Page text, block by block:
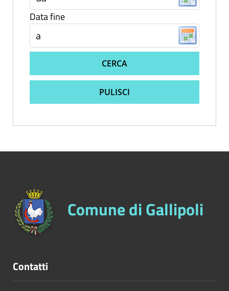
Data fine
CERCA
PULISCI
Comune di Gallipoli
Contatti